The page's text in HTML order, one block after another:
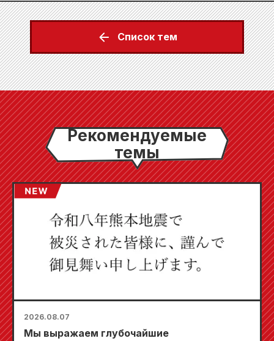
Список тем
Рекомендуемые
темы
2026.08.07
Мы выражаем глубочайшие